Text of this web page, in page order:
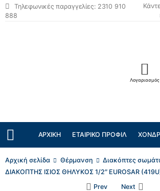
Τηλεφωνικές παραγγελίες: 2310 910
888
Λογαριασμός
ΑΡΧΙΚΉ ΕΤΑΙΡΙΚΌ ΠΡΟΦΊΛ
Αρχική σελίδα Θέρμανση
Διακόπτες
ΔΙΑΚΟΠΤΗΣ ΙΣΙΟΣ ΘΗΛΥΚΟΣ 1/2″ EUROSAR
Prev
Next